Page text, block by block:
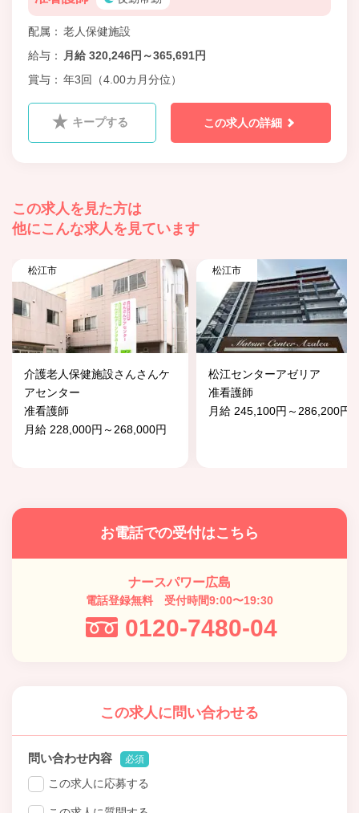
配属
老人保健施設
給与
月給 320,246円～365,691円
賞与
年3回（4.00カ月分位）
キープする この求人の詳細
この求人を見た方は
他にこんな求人を見ています
松江市
介護老人保健施設さんさんケ
アセンター
准看護師
月給 228,000円～268,000円
松江市
松江センターアゼリア
准看護師
月給 245,100円～286,200円
お電話での受付はこちら
ナースパワー広島
電話登録無料 受付時間9:00〜19:30
0120-7480-04
この求人に問い合わせる
問い合わせ内容 必須
この求人に応募する